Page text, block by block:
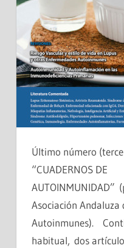
Último número
“CUADERNOS DE
AUTOINMUNIDAD”
Asociación Andaluza
Autoinmunes).
habitual, dos